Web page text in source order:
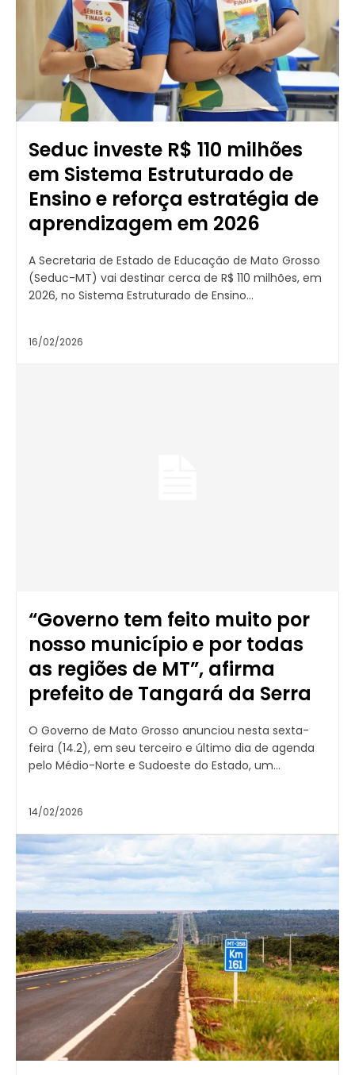
Seduc investe R$ 110 milhões
em Sistema Estruturado de
Ensino e reforça estratégia de
aprendizagem em 2026
A Secretaria de Estado de Educação de Mato Grosso
(Seduc-MT) vai destinar cerca de R$ 110 milhões, em
2026, no Sistema Estruturado de Ensino...
16/02/2026
“Governo tem feito muito por
nosso município e por todas
as regiões de MT”, afirma
prefeito de Tangará da Serra
O Governo de Mato Grosso anunciou nesta sexta-
feira (14.2), em seu terceiro e último dia de agenda
pelo Médio-Norte e Sudoeste do Estado, um...
14/02/2026